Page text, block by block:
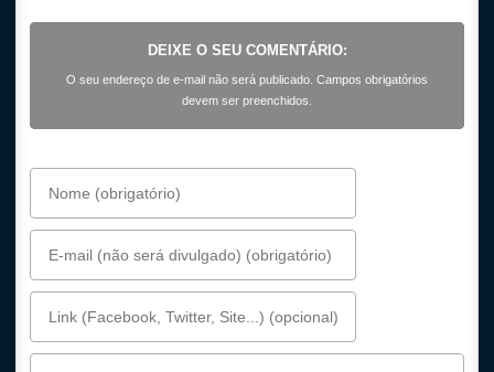
DEIXE O SEU COMENTÁRIO:
O seu endereço de e-mail não será publicado. Campos obrigatórios
devem ser preenchidos.